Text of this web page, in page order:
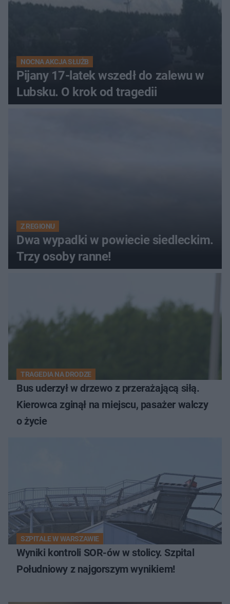
NOCNA AKCJA SŁUŻB
Pijany 17-latek wszedł do zalewu w
Lubsku. O krok od tragedii
Z REGIONU
Dwa wypadki w powiecie siedleckim.
Trzy osoby ranne!
TRAGEDIA NA DRODZE
Bus uderzył w drzewo z przerażającą siłą.
Kierowca zginął na miejscu, pasażer walczy
o życie
SZPITALE W WARSZAWIE
Wyniki kontroli SOR-ów w stolicy. Szpital
Południowy z najgorszym wynikiem!